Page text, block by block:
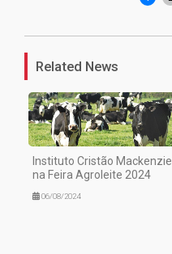
Related News
Instituto Cristão Mackenzie
na Feira Agroleite 2024
06/08/2024